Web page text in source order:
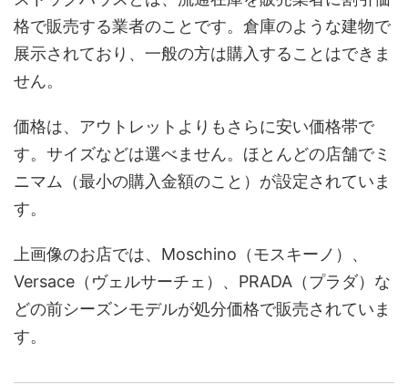
格で販売する業者のことです。倉庫のような建物で
展示されており、一般の方は購入することはできま
せん。
価格は、アウトレットよりもさらに安い価格帯で
す。サイズなどは選べません。ほとんどの店舗でミ
ニマム（最小の購入金額のこと）が設定されていま
す。
上画像のお店では、Moschino（モスキーノ）、
Versace（ヴェルサーチェ）、PRADA（プラダ）な
どの前シーズンモデルが処分価格で販売されていま
す。